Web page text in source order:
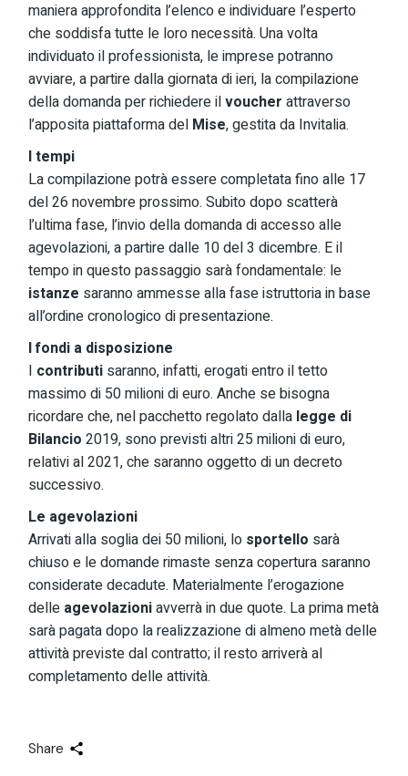
maniera approfondita l’elenco e individuare l’esperto
che soddisfa tutte le loro necessità. Una volta
individuato il professionista, le imprese potranno
avviare, a partire dalla giornata di ieri, la compilazione
della domanda per richiedere ilvoucherattraverso
l’apposita piattaforma del Mise, gestita da Invitalia.
I tempi
La compilazione potrà essere completata fino alle 17
del 26 novembre prossimo. Subito dopo scatterà
l’ultima fase, l’invio della domanda di accesso alle
agevolazioni, a partire dalle 10 del 3 dicembre. E il
tempo in questo passaggio sarà fondamentale: le
istanze saranno ammesse alla fase istruttoria in base
all’ordine cronologico di presentazione.
I fondi a disposizione
I contributi saranno, infatti, erogati entro il tetto
massimo di 50 milioni di euro. Anche se bisogna
ricordare che, nel pacchetto regolato dalla legge di
Bilancio 2019, sono previsti altri 25 milioni di euro,
relativi al 2021, che saranno oggetto di un decreto
successivo.
Le agevolazioni
Arrivati alla soglia dei 50 milioni, lo sportello sarà
chiuso e le domande rimaste senza copertura saranno
considerate decadute. Materialmente l’erogazione
delle agevolazioniavverrà in due quote. La prima metà
sarà pagata dopo la realizzazione di almeno metà delle
attività previste dal contratto; il resto arriverà al
completamento delle attività.
Share